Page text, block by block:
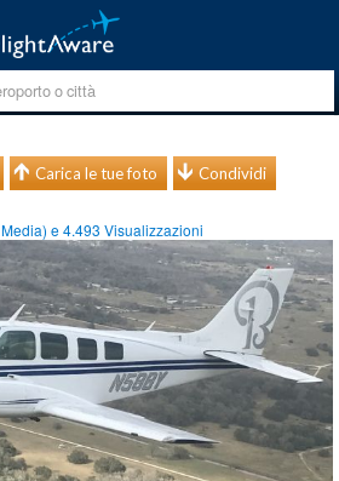
Carica le tue foto Condividi
Media) e4.493 Visualizzazioni